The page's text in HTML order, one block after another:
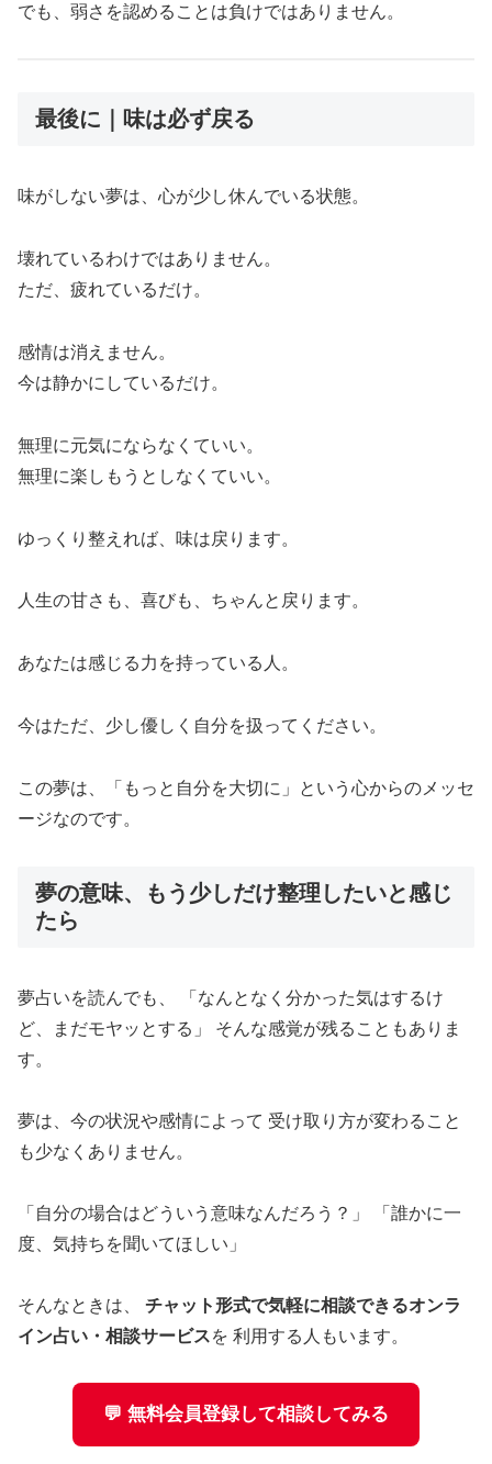
でも、弱さを認めることは負けではありません。
最後に｜味は必ず戻る
味がしない夢は、心が少し休んでいる状態。
壊れているわけではありません。
ただ、疲れているだけ。
感情は消えません。
今は静かにしているだけ。
無理に元気にならなくていい。
無理に楽しもうとしなくていい。
ゆっくり整えれば、味は戻ります。
人生の甘さも、喜びも、ちゃんと戻ります。
あなたは感じる力を持っている人。
今はただ、少し優しく自分を扱ってください。
この夢は、「もっと自分を大切に」という心からのメッセ
ージなのです。
夢の意味、もう少しだけ整理したいと感じ
たら
夢占いを読んでも、 「なんとなく分かった気はするけ
ど、まだモヤッとする」 そんな感覚が残ることもありま
す。
夢は、今の状況や感情によって 受け取り方が変わること
も少なくありません。
「自分の場合はどういう意味なんだろう？」 「誰かに一
度、気持ちを聞いてほしい」
そんなときは、 チャット形式で気軽に相談できるオンラ
イン占い・相談サービスを 利用する人もいます。
💬 無料会員登録して相談してみる